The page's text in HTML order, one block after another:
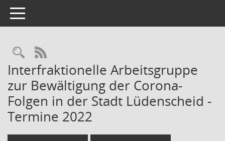
Toggle navigation
Rechercheauswahl
RSS-Feed
Interfraktionelle Arbeitsgruppe
zur Bewältigung der Corona-
Folgen in der Stadt Lüdenscheid -
Termine 2022